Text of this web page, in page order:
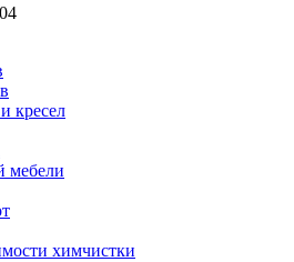
кресел
мебели
химчистки